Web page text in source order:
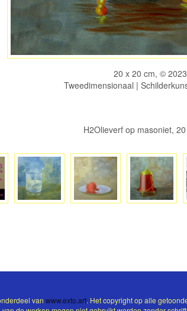
20 x 20 cm, ©
Tweedimensionaal |
H2Olieverf op masoniet,
van www.exto.art. Het copyright op alle